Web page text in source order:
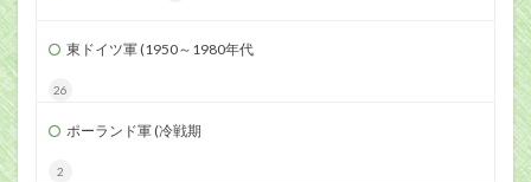
東ドイツ軍 (1950～1980年代
26
ポーランド軍 (冷戦期
2